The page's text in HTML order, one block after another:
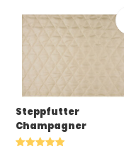
Steppfutter
Champagner